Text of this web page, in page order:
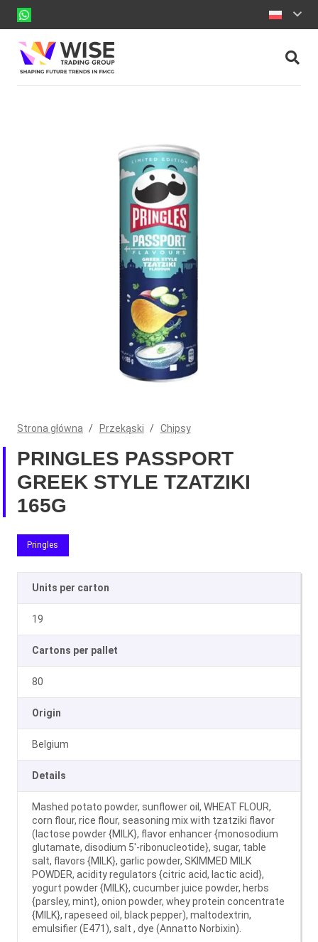
Strona główna / Przekąski / Chipsy
PRINGLES PASSPORT
GREEK STYLE TZATZIKI
165G
Pringles
Units per carton
19
Cartons per pallet
80
Origin
Belgium
Details
Mashed potato powder, sunflower oil, WHEAT FLOUR,
corn flour, rice flour, seasoning mix with tzatziki flavor
(lactose powder {MILK}, flavor enhancer {monosodium
glutamate, disodium 5′-ribonucleotide}, sugar, table
salt, flavors {MILK}, garlic powder, SKIMMED MILK
POWDER, acidity regulators {citric acid, lactic acid},
yogurt powder {MILK}, cucumber juice powder, herbs
{parsley, mint}, onion powder, whey protein concentrate
{MILK}, rapeseed oil, black pepper), maltodextrin,
emulsifier (E471), salt , dye (Annatto Norbixin).